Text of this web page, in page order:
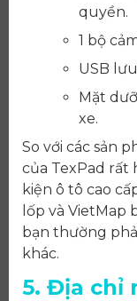
quyền.
1 bộ
USB
Mặt
xe.
So với các sản
của TexPad rất
kiện ô tô cao
lốp và VietMap
bạn thường
khác.
5. Địa chỉ